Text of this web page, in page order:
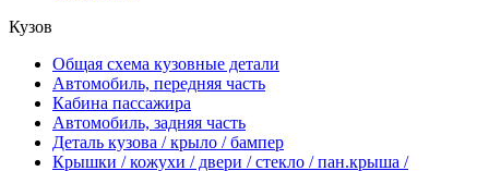
Кузов
Общая схема кузовные детали
Автомобиль, передняя часть
Кабина пассажира
Автомобиль, задняя часть
Деталь кузова / крыло / бампер
Крышки / кожухи / двери / стекло / пан.крыша /